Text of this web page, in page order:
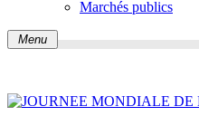
Marchés publics
Menu